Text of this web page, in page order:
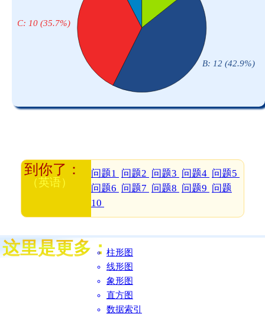
问题1 问题2 问题3 问题4 问题5
问题6 问题7 问题8 问题9 问题
10
柱形图
线形图
象形图
直方图
数据索引